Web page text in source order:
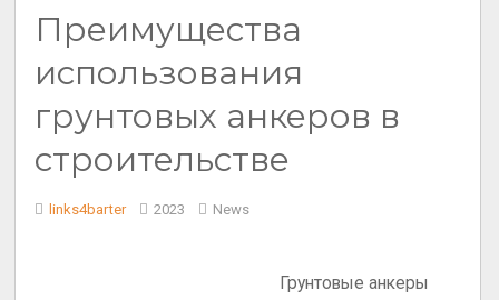
Преимущества
использования
грунтовых анкеров в
строительстве
links4barter 2023 News
Грунтовые анкеры